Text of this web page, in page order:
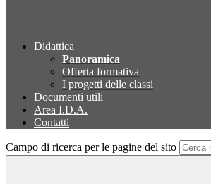
Didattica
Panoramica
Offerta formativa
I progetti delle classi
Documenti utili
Area I.D.A.
Contatti
Campo di ricerca per le pagine del sito